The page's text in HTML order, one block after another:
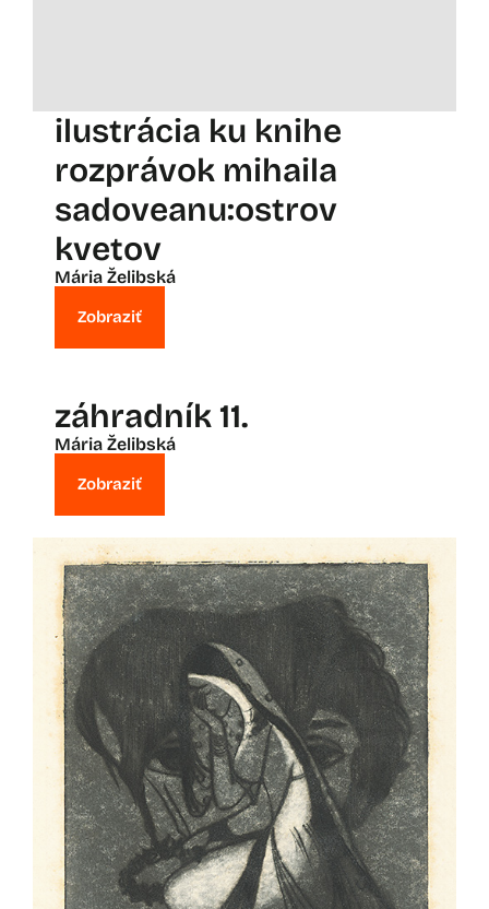
ilustrácia ku knihe
rozprávok mihaila
sadoveanu:ostrov
kvetov
Mária Želibská
Zobraziť
záhradník 11.
Mária Želibská
Zobraziť